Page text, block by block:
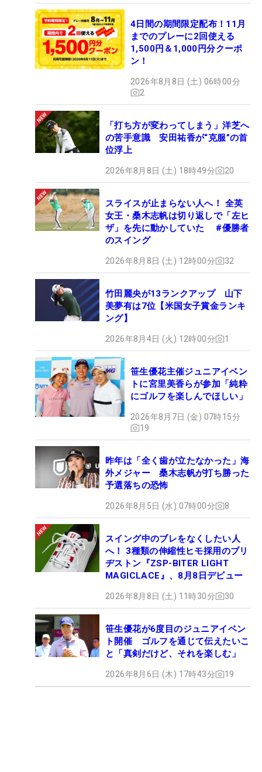
4日間の期間限定配布！11月
までのプレーに2回使える
1,500円＆1,000円分クーポ
ン！
2026年8月8日 (土) 06時00分
2
「打ち方が変わってしまう」洋芝へ
の苦手意識 安田祐香が“克服”の首
位浮上
2026年8月8日 (土) 18時49分 20
スライスが止まらない人へ！ 全英
女王・桑木志帆は切り返しで「左ヒ
ザ」を先に動かしていた #優勝者
のスイング
2026年8月8日 (土) 12時00分 32
竹田麗央が13ランクアップ 山下
美夢有は7位【米国女子賞金ランキ
ング】
2026年8月4日 (火) 12時00分 1
笹生優花主催ジュニアイベン
トに宮里美香らが参加「純粋
にゴルフを楽しんでほしい」
2026年8月7日 (金) 07時15分
19
昨年は「全く歯が立たなかった」海
外メジャー 桑木志帆が打ち勝った
予選落ちの恐怖
2026年8月5日 (水) 07時00分 8
スイング中のブレをなくしたい人
へ！ 3種類の伸縮性ヒモ採用のブリ
ヂストン『ZSP-BITER LIGHT
MAGICLACE』、8月8日デビュー
2026年8月8日 (土) 11時30分 30
笹生優花が6度目のジュニアイベン
ト開催 ゴルフを通じて伝えたいこ
と「真剣だけど、それを楽しむ」
2026年8月6日 (木) 17時43分 19